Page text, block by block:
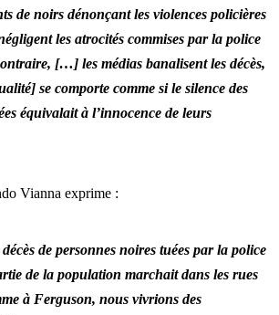
de noirs dénonçant les violences policières
les atrocités commises par la police
[…] les médias banalisent les décès,
se comporte comme si le silence des
équivalait à l’innocence de leurs
Vianna exprime :
de personnes noires tuées par la police
de la population marchait dans les rues
à Ferguson, nous vivrions des